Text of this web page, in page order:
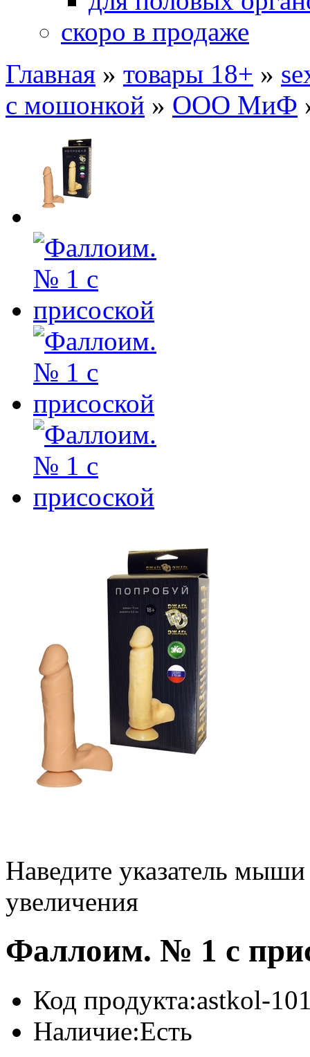
скоро в продаже
Главная » товары 18+ »
с мошонкой » ООО МиФ
Наведите указатель
увеличения
Фаллоим. № 1 с
Код продукта:astkol-
Наличие:Есть